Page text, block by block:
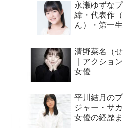
永瀬ゆずな
緯・代表作
ん）・第一
清野菜名（
｜アクショ
女優
平川結月の
ジャー・サ
女優の経歴